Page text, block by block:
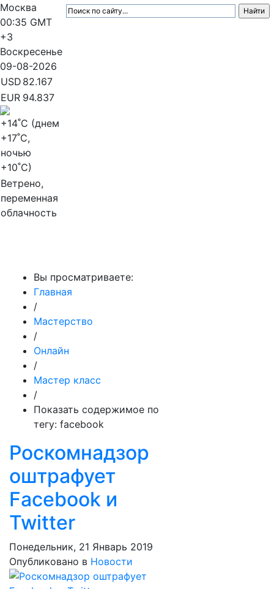
Москва
00:35 GMT
+3
Воскресенье
09-08-2026
USD 82.167
EUR 94.837
+14˚C (днем
+17˚C,
ночью
+10˚C)
Ветрено,
переменная
облачность
Вы просматриваете:
Главная
/
Мастерство
/
Онлайн
/
Мастер класс
/
Показать содержимое по
тегу: facebook
Роскомнадзор
оштрафует
Facebook и
Twitter
Понедельник, 21 Январь 2019
Опубликовано в Новости